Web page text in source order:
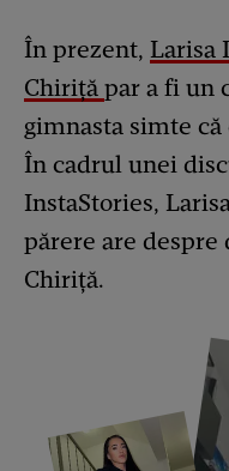
În prezent, Larisa
Chiriță par a fi un
gimnasta simte
În cadrul unei
InstaStories,
părere are
Chiriță.